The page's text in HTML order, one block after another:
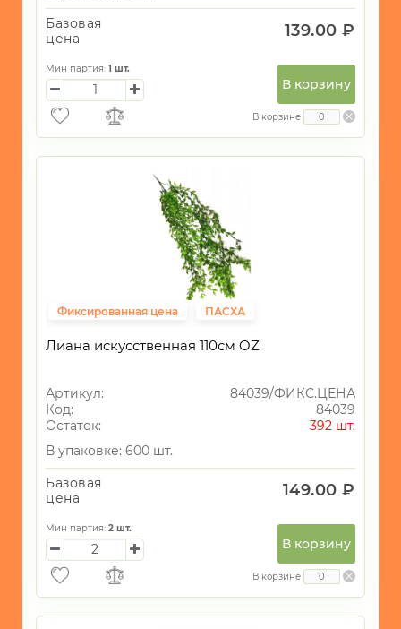
Базовая
цена
139.00 ₽
Мин партия: 1 шт.
В корзину
В корзине
Фиксированная цена ПАСХА
Лиана искусственная 110см OZ
Артикул:
84039/ФИКС.ЦЕНА
Код:
84039
Остаток:
392 шт.
В упаковке: 600 шт.
Базовая
цена
149.00 ₽
Мин партия: 2 шт.
В корзину
В корзине